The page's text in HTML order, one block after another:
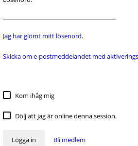
Jag har glömt mitt lösenord.
Skicka om e-postmeddelandet med
Kom ihåg mig
Dölj att jag är online denna session.
Logga in Bli medlem